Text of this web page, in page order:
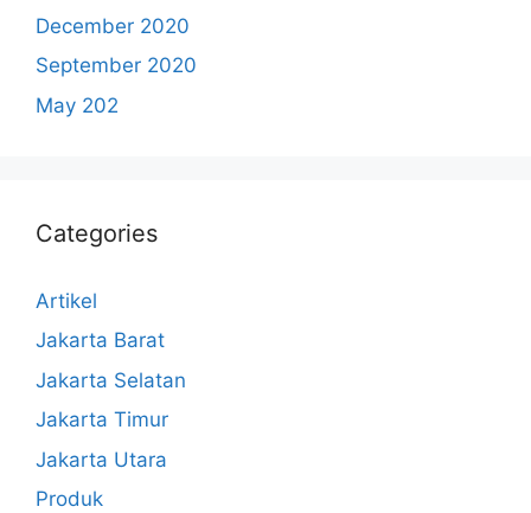
December 2020
September 2020
May 202
Categories
Artikel
Jakarta Barat
Jakarta Selatan
Jakarta Timur
Jakarta Utara
Produk